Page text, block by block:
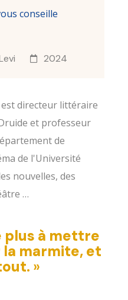
conseille
2024
directeur littéraire
et professeur
de
de l'Université
nouvelles, des
…
plus à mettre
marmite, et
»